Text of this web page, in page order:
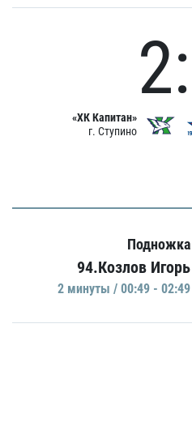
«ХК Капитан»
г. Ступино
Подножка
94.Козлов Игорь
2 минуты / 00:49 - 02:49